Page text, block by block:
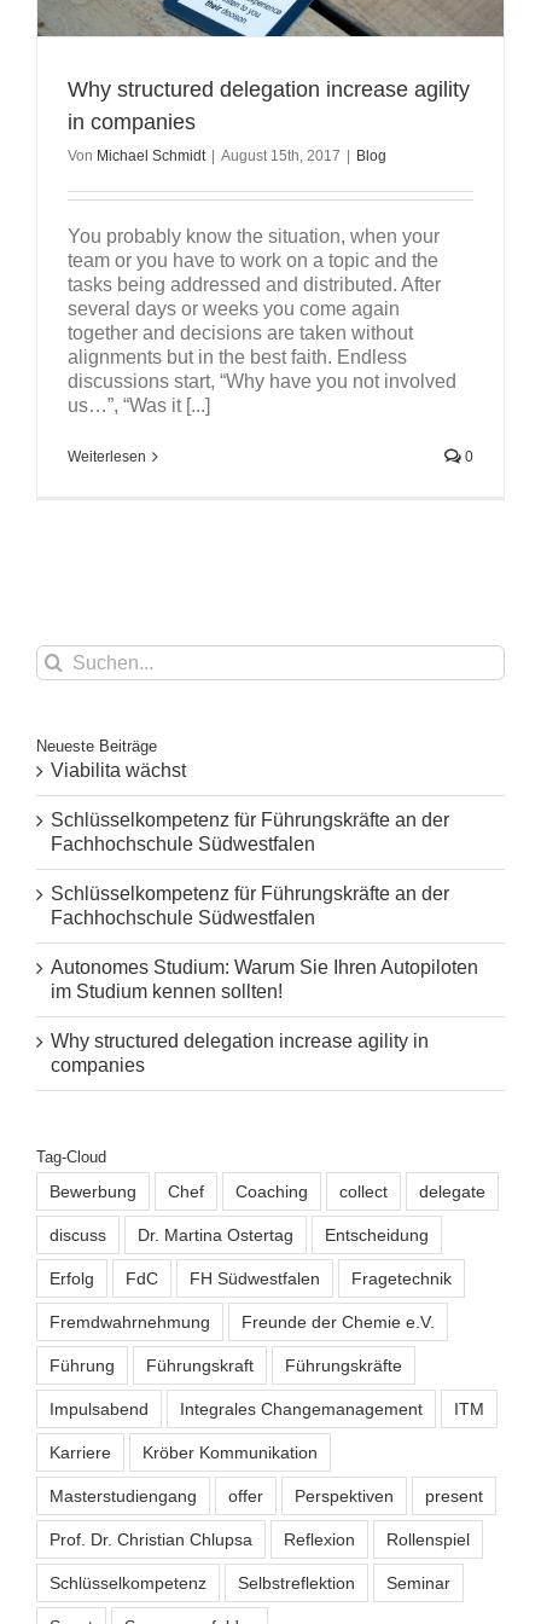
Why structured delegation increase agility
in companies
Von Michael Schmidt August 15th, 2017 Blog
You probably know the situation, when your
team or you have to work on a topic and the
tasks being addressed and distributed. After
several days or weeks you come again
together and decisions are taken without
alignments but in the best faith. Endless
discussions start, “Why have you not involved
us…”, “Was it [...]
Weiterlesen 0
Suche
nach:
Neueste Beiträge
Viabilita wächst
Schlüsselkompetenz für Führungskräfte an der
Fachhochschule Südwestfalen
Schlüsselkompetenz für Führungskräfte an der
Fachhochschule Südwestfalen
Autonomes Studium: Warum Sie Ihren Autopiloten
im Studium kennen sollten!
Why structured delegation increase agility in
companies
Tag-Cloud
Bewerbung Chef Coaching collect delegate
discuss Dr. Martina Ostertag Entscheidung
Erfolg FdC FH Südwestfalen Fragetechnik
Fremdwahrnehmung Freunde der Chemie e.V.
Führung Führungskraft Führungskräfte
Impulsabend Integrales Changemanagement ITM
Karriere Kröber Kommunikation
Masterstudiengang offer Perspektiven present
Prof. Dr. Christian Chlupsa Reflexion Rollenspiel
Schlüsselkompetenz Selbstreflektion Seminar